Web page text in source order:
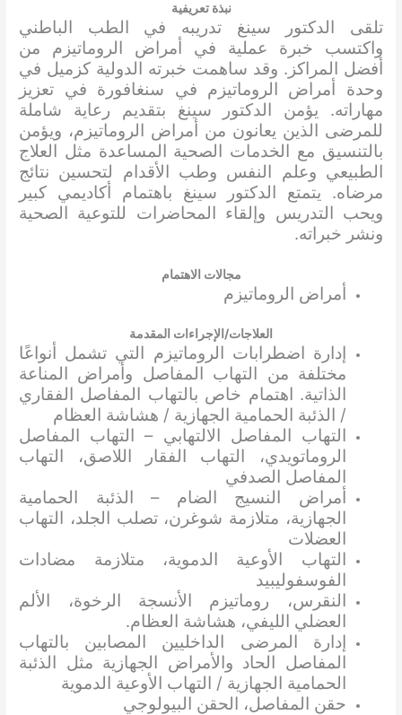
نبذة تعريفية
تلقى الدكتور سينغ تدريبه في الطب الباطني
واكتسب خبرة عملية في أمراض الروماتيزم من
أفضل المراكز. وقد ساهمت خبرته الدولية كزميل في
وحدة أمراض الروماتيزم في سنغافورة في تعزيز
مهاراته. يؤمن الدكتور سينغ بتقديم رعاية شاملة
للمرضى الذين يعانون من أمراض الروماتيزم، ويؤمن
بالتنسيق مع الخدمات الصحية المساعدة مثل العلاج
الطبيعي وعلم النفس وطب الأقدام لتحسين نتائج
مرضاه. يتمتع الدكتور سينغ باهتمام أكاديمي كبير
ويحب التدريس وإلقاء المحاضرات للتوعية الصحية
ونشر خبراته.
مجالات الاهتمام
أمراض الروماتيزم
العلاجات/الإجراءات المقدمة
إدارة اضطرابات الروماتيزم التي تشمل أنواعًا
مختلفة من التهاب المفاصل وأمراض المناعة
الذاتية. اهتمام خاص بالتهاب المفاصل الفقاري
/ الذئبة الحمامية الجهازية / هشاشة العظام
التهاب المفاصل الالتهابي – التهاب المفاصل
الروماتويدي، التهاب الفقار اللاصق، التهاب
المفاصل الصدفي
أمراض النسيج الضام – الذئبة الحمامية
الجهازية، متلازمة شوغرن، تصلب الجلد، التهاب
العضلات
التهاب الأوعية الدموية، متلازمة مضادات
الفوسفوليبيد
النقرس، روماتيزم الأنسجة الرخوة، الألم
العضلي الليفي، هشاشة العظام.
إدارة المرضى الداخليين المصابين بالتهاب
المفاصل الحاد والأمراض الجهازية مثل الذئبة
الحمامية الجهازية / التهاب الأوعية الدموية
حقن المفاصل، الحقن البيولوجي